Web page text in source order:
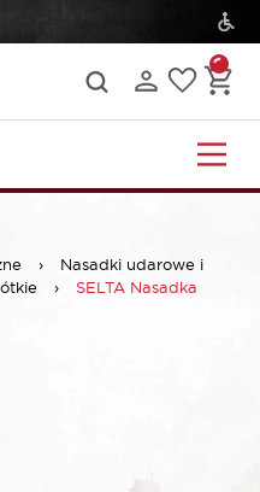
›
Nasadki udarowe i
›
SELTA Nasadka